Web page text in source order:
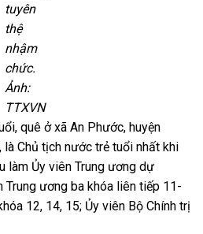
tuyên
thệ
nhậm
chức.
Ảnh:
TTXVN
quê ở xã An Phước, huyện
là Chủ tịch nước trẻ tuổi nhất khi
làm Ủy viên Trung ương dự
Trung ương ba khóa liên tiếp 11-
12, 14, 15; Ủy viên Bộ Chính trị